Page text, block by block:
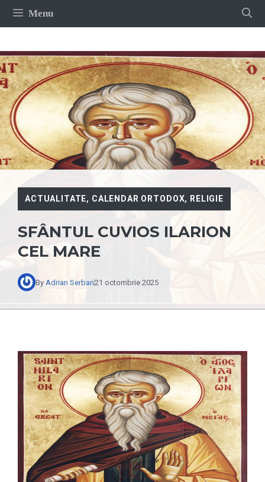
Sari
Menu
ACTUALITATE, CALENDAR ORTODOX, RELIGIE
SFÂNTUL CUVIOS ILARION
CEL MARE
By Adrian Serban21 octombrie 2025